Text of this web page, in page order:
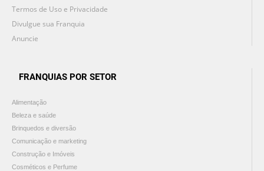
Termos de Uso e Privacidade
Divulgue sua Franquia
Anuncie
FRANQUIAS POR SETOR
Alimentação
Beleza e saúde
Brinquedos e diversão
Comunicação e marketing
Construção e Imóveis
Cosméticos e Perfume